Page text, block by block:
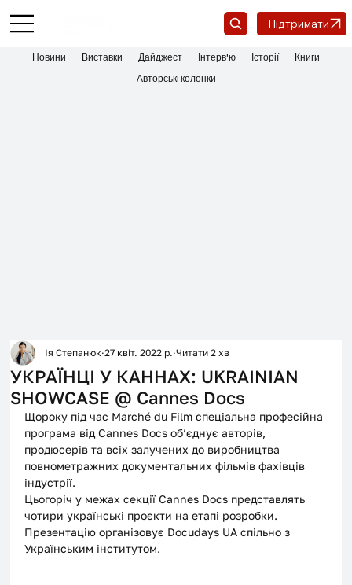
Підтримати
УКРАЇНЦІ У КАННАХ: UKRAINIAN
SHOWCASE @ Cannes Docs
Ія Степанюк 27 квіт. 2022 р. Читати 2 хв
Щороку під час Marché du Film спеціальна професійна
програма від Cannes Docs об’єднує авторів,
продюсерів та всіх залучених до виробництва
повнометражних документальних фільмів фахівців
індустрії.
Цьогоріч у межах секції Cannes Docs представлять
чотири українські проєкти на етапі розробки.
Презентацію організовує Docudays UA спільно з
Українським інститутом.
Новини Виставки Дайджест Інтерв'ю Історії
Книги
Авторські колонки